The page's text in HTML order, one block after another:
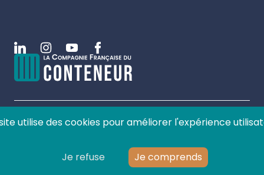
LinkedinInstagramYoutubeFacebook
©2026La compagnie française du conteneur, tous
utilise des cookies pour améliorer l'expérience
Je refuse Je comprends